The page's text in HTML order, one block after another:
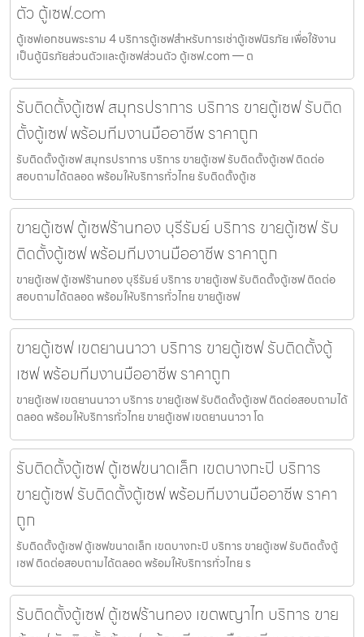
ตัว ตู้เซฟ.com
ตู้เซฟเอกชนพระราม 4 บริการตู้เซฟสำหรับการเช่าตู้เซฟนิรภัย เพื่อใช้งาน
เป็นตู้นิรภัยส่วนตัวและตู้เซฟส่วนตัว ตู้เซฟ.com — ต
รับติดตั้งตู้เซฟ สมุทรปราการ บริการ ขายตู้เซฟ รับติด
ตั้งตู้เซฟ พร้อมทีมงานมืออาชีพ ราคาถูก
รับติดตั้งตู้เซฟ สมุทรปราการ บริการ ขายตู้เซฟ รับติดตั้งตู้เซฟ ติดต่อ
สอบถามได้ตลอด พร้อมให้บริการทั่วไทย รับติดตั้งตู้เซ
ขายตู้เซฟ ตู้เซฟร้านทอง บุรีรัมย์ บริการ ขายตู้เซฟ รับ
ติดตั้งตู้เซฟ พร้อมทีมงานมืออาชีพ ราคาถูก
ขายตู้เซฟ ตู้เซฟร้านทอง บุรีรัมย์ บริการ ขายตู้เซฟ รับติดตั้งตู้เซฟ ติดต่อ
สอบถามได้ตลอด พร้อมให้บริการทั่วไทย ขายตู้เซฟ
ขายตู้เซฟ เขตยานนาวา บริการ ขายตู้เซฟ รับติดตั้งตู้
เซฟ พร้อมทีมงานมืออาชีพ ราคาถูก
ขายตู้เซฟ เขตยานนาวา บริการ ขายตู้เซฟ รับติดตั้งตู้เซฟ ติดต่อสอบถามได้
ตลอด พร้อมให้บริการทั่วไทย ขายตู้เซฟ เขตยานนาวา โด
รับติดตั้งตู้เซฟ ตู้เซฟขนาดเล็ก เขตบางกะปิ บริการ
ขายตู้เซฟ รับติดตั้งตู้เซฟ พร้อมทีมงานมืออาชีพ ราคา
ถูก
รับติดตั้งตู้เซฟ ตู้เซฟขนาดเล็ก เขตบางกะปิ บริการ ขายตู้เซฟ รับติดตั้งตู้
เซฟ ติดต่อสอบถามได้ตลอด พร้อมให้บริการทั่วไทย ร
รับติดตั้งตู้เซฟ ตู้เซฟร้านทอง เขตพญาไท บริการ ขาย